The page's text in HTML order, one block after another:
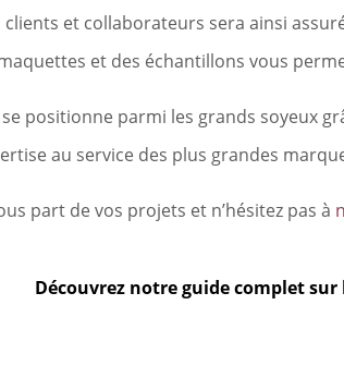
clients et collaborateurs sera ainsi
et des échantillons vous
positionne parmi les grands soyeux
au service des plus grandes
part de vos projets et n’hésitez pas à
Découvrez notre guide complet sur